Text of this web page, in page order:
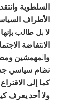
السلطوية
الأطراف
الانتفاضة
والمهمشين
نظام سياسي
كما إلى
ولا أحد يعرف